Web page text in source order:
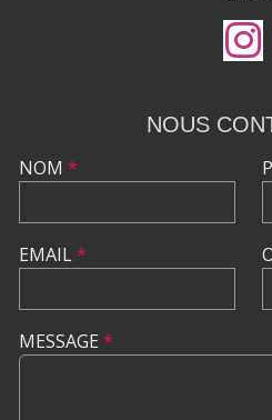
NOUS
NOM *
EMAIL*
MESSAGE *